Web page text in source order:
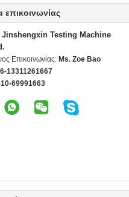
επικοινωνίας
Testing Machine
Επικοινωνίας: Ms. Zoe Bao
13311261667
69991663